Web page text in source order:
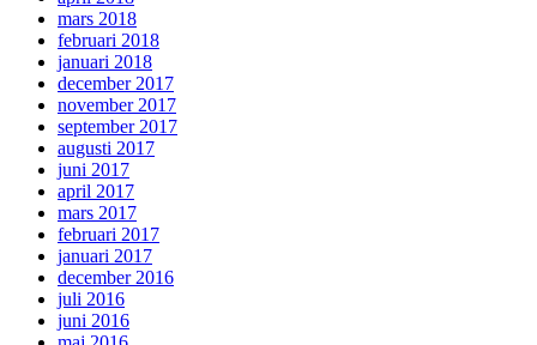
mars 2018
februari 2018
januari 2018
december 2017
november 2017
september 2017
augusti 2017
juni 2017
april 2017
mars 2017
februari 2017
januari 2017
december 2016
juli 2016
juni 2016